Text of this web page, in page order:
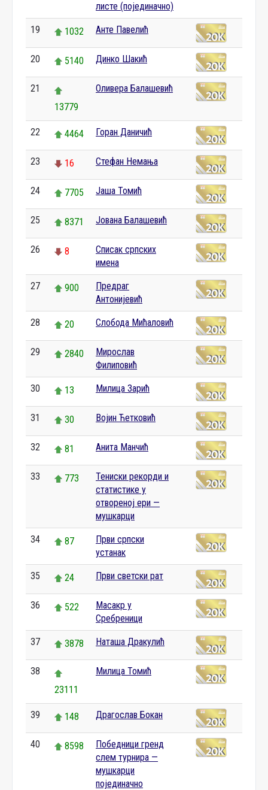
листе (појединачно)
19 1032 Анте Павелић
20 5140 Динко Шакић
21
13779
Оливера Балашевић
22 4464 Горан Даничић
23 16 Стефан Немања
24 7705 Јаша Томић
25 8371 Јована Балашевић
26 8
Списак српских
имена
27 900
Предраг
Антонијевић
28 20 Слобода Мићаловић
29 2840
Мирослав
Филиповић
30 13 Милица Зарић
31 30 Војин Ћетковић
32 81 Анита Манчић
33 773
Тениски рекорди и
статистике у
отвореној ери —
мушкарци
34 87
Први српски
устанак
35 24 Први светски рат
36 522
Масакр у
Сребреници
37 3878 Наташа Дракулић
38
23111
Милица Томић
39 148 Драгослав Бокан
40 8598
Победници гренд
слем турнира —
мушкарци
појединачно